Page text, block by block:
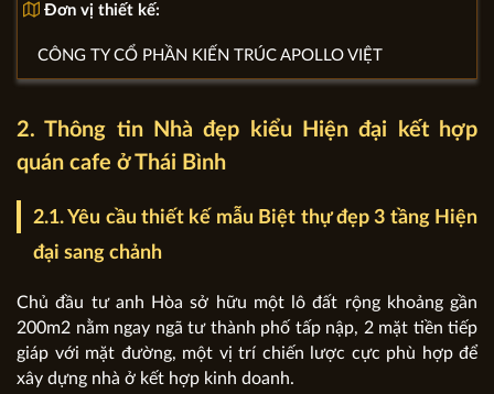
Đơn vị thiết kế:
CÔNG TY CỔ PHẦN KIẾN TRÚC APOLLO VIỆT
2. Thông tin Nhà đẹp kiểu Hiện đại kết hợp
quán cafe ở Thái Bình
2.1. Yêu cầu thiết kế mẫu Biệt thự đẹp 3 tầng Hiện
đại sang chảnh
Chủ đầu tư anh Hòa sở hữu một lô đất rộng khoảng gần
200m2 nằm ngay ngã tư thành phố tấp nập, 2 mặt tiền tiếp
giáp với mặt đường, một vị trí chiến lược cực phù hợp để
xây dựng nhà ở kết hợp kinh doanh.